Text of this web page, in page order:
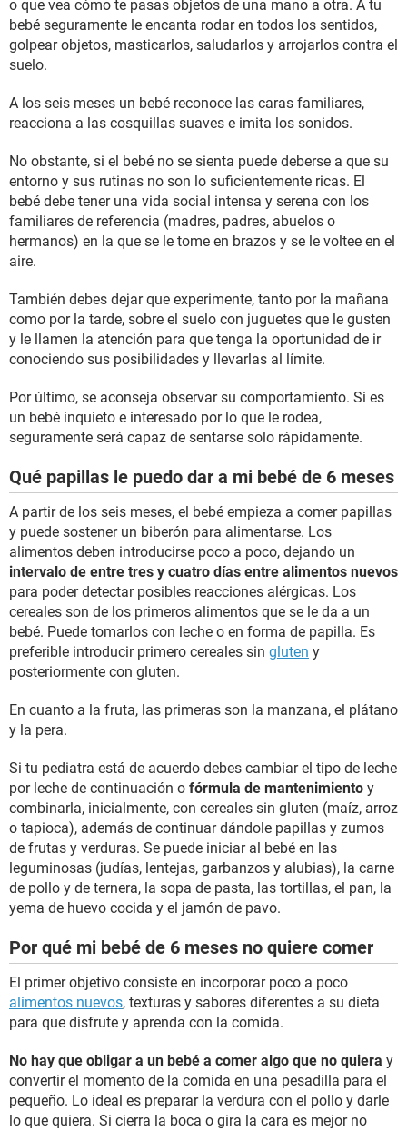
o que vea cómo te pasas objetos de una mano a otra. A tu
bebé seguramente le encanta rodar en todos los sentidos,
golpear objetos, masticarlos, saludarlos y arrojarlos contra el
suelo.
A los seis meses un bebé reconoce las caras familiares,
reacciona a las cosquillas suaves e imita los sonidos.
No obstante, si el bebé no se sienta puede deberse a que su
entorno y sus rutinas no son lo suficientemente ricas. El
bebé debe tener una vida social intensa y serena con los
familiares de referencia (madres, padres, abuelos o
hermanos) en la que se le tome en brazos y se le voltee en el
aire.
También debes dejar que experimente, tanto por la mañana
como por la tarde, sobre el suelo con juguetes que le gusten
y le llamen la atención para que tenga la oportunidad de ir
conociendo sus posibilidades y llevarlas al límite.
Por último, se aconseja observar su comportamiento. Si es
un bebé inquieto e interesado por lo que le rodea,
seguramente será capaz de sentarse solo rápidamente.
Qué papillas le puedo dar a mi bebé de 6 meses
A partir de los seis meses, el bebé empieza a comer papillas
y puede sostener un biberón para alimentarse. Los
alimentos deben introducirse poco a poco, dejando un
intervalo de entre tres y cuatro días entre alimentos nuevos
para poder detectar posibles reacciones alérgicas. Los
cereales son de los primeros alimentos que se le da a un
bebé. Puede tomarlos con leche o en forma de papilla. Es
preferible introducir primero cereales sin gluten y
posteriormente con gluten.
En cuanto a la fruta, las primeras son la manzana, el plátano
y la pera.
Si tu pediatra está de acuerdo debes cambiar el tipo de leche
por leche de continuación o fórmula de mantenimiento y
combinarla, inicialmente, con cereales sin gluten (maíz, arroz
o tapioca), además de continuar dándole papillas y zumos
de frutas y verduras. Se puede iniciar al bebé en las
leguminosas (judías, lentejas, garbanzos y alubias), la carne
de pollo y de ternera, la sopa de pasta, las tortillas, el pan, la
yema de huevo cocida y el jamón de pavo.
Por qué mi bebé de 6 meses no quiere comer
El primer objetivo consiste en incorporar poco a poco
alimentos nuevos, texturas y sabores diferentes a su dieta
para que disfrute y aprenda con la comida.
No hay que obligar a un bebé a comer algo que no quiera y
convertir el momento de la comida en una pesadilla para el
pequeño. Lo ideal es preparar la verdura con el pollo y darle
lo que quiera. Si cierra la boca o gira la cara es mejor no